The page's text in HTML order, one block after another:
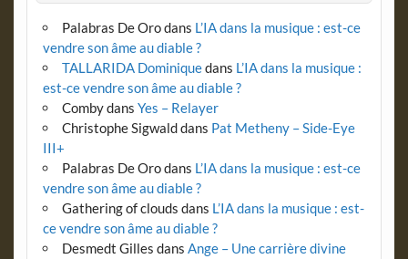
Palabras De Orodans L’IA dans la musique : est-ce
vendre son âme au diable ?
TALLARIDA Dominiquedans L’IA dans la musique :
est-ce vendre son âme au diable ?
Combydans Yes – Relayer
Christophe Sigwalddans Pat Metheny – Side-Eye
III+
Palabras De Orodans L’IA dans la musique : est-ce
vendre son âme au diable ?
Gathering of clouds dans L’IA dans la musique : est-
ce vendre son âme au diable ?
Desmedt Gilles dans Ange – Une carrière divine